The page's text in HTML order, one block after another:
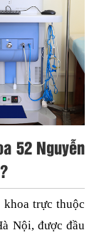
52 Nguyễn
trực thuộc
Nội, được đầu